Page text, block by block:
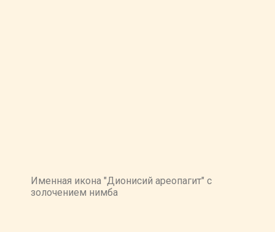
Именная икона "Дионисий ареопагит" с
золочением нимба